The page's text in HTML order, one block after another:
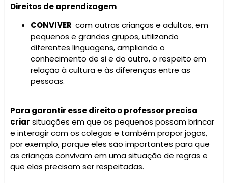
Direitos de aprendizagem
CONVIVER com outras crianças e adultos, em
pequenos e grandes grupos, utilizando
diferentes linguagens, ampliando o
conhecimento de si e do outro, o respeito em
relação à cultura e às diferenças entre as
pessoas.
Para garantir esse direito o professor precisa
criar situações em que os pequenos possam brincar
e interagir com os colegas e também propor jogos,
por exemplo, porque eles são importantes para que
as crianças convivam em uma situação de regras e
que elas precisam ser respeitadas.